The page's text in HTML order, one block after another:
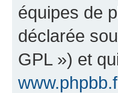
équipes de
déclarée
GPL ») et